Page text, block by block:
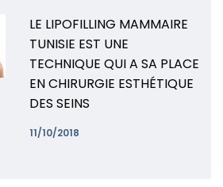
LE LIPOFILLING MAMMAIRE
TUNISIE EST UNE
TECHNIQUE QUI A SA PLACE
EN CHIRURGIE ESTHÉTIQUE
DES SEINS
11/10/2018